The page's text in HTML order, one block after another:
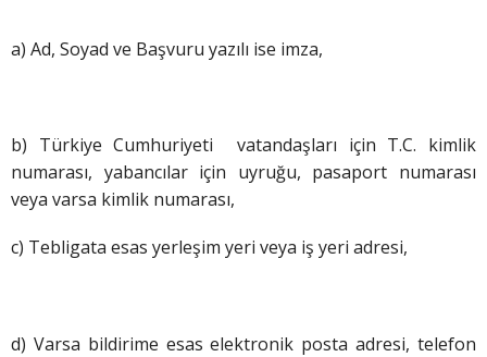
a) Ad, Soyad ve Başvuru yazılı ise imza,
b) Türkiye Cumhuriyeti vatandaşları için T.C. kimlik
numarası, yabancılar için uyruğu, pasaport numarası
veya varsa kimlik numarası,
c) Tebligata esas yerleşim yeri veya iş yeri adresi,
d) Varsa bildirime esas elektronik posta adresi, telefon